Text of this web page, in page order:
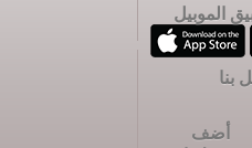
الموبيل
بنا
أضف